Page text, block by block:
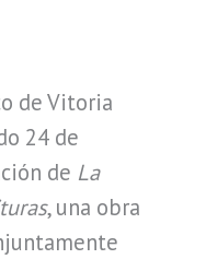
de Vitoria
24 de
de La
, una obra